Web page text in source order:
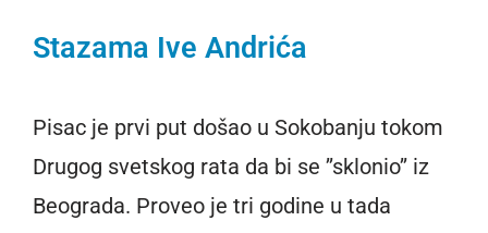
Stazama Ive Andrića
Pisac je prvi put došao u Sokobanju tokom
Drugog svetskog rata da bi se ’’sklonio’’ iz
Beograda. Proveo je tri godine u tada